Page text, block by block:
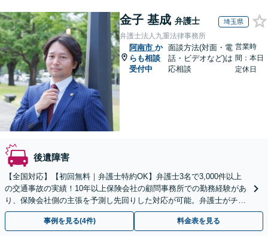
金子 基成 弁護士 埼玉県
弁護士法人九重法律事務所
阿南市 か
らも相談
受付中
面談方法(対面・電
話・ビデオなど)は
応相談
営業時
間：本日
定休日
後遺障害
【全国対応】【初回無料｜弁護士特約OK】弁護士3名で3,000件以上
の交通事故の実績！10年以上保険会社の顧問事務所での勤務経験があ
り、保険会社側の主張を予測し先回りした対応が可能。弁護士がチー
ムとなり示談交渉、休業損害、後遺障害等に対応。
事例を見る(4件) 料金表を見る